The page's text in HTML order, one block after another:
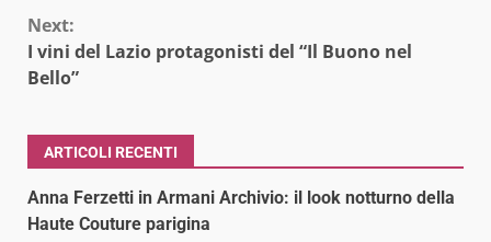
Next:
I vini del Lazio protagonisti del “Il Buono nel
Bello”
ARTICOLI RECENTI
Anna Ferzetti in Armani Archivio: il look notturno della
Haute Couture parigina